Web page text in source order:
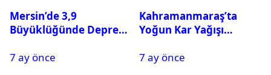
Mersin’de 3,9
Büyüklüğünde Deprem
7 ay önce
Kahramanmaraş’ta
Yoğun Kar Yağışı
Tatil
7 ay önce